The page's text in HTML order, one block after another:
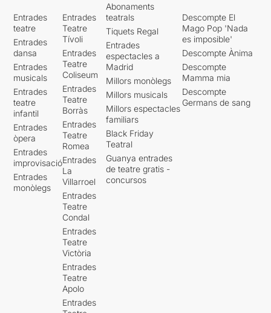
Entrades
teatre
Entrades
dansa
Entrades
musicals
Entrades
teatre
infantil
Entrades
òpera
Entrades
improvisació
Entrades
monòlegs
Entrades
Teatre
Tívoli
Entrades
Teatre
Coliseum
Entrades
Teatre
Borràs
Entrades
Teatre
Romea
Entrades
La
Villarroel
Entrades
Teatre
Condal
Entrades
Teatre
Victòria
Entrades
Teatre
Apolo
Entrades
Abonaments
teatrals
Tiquets Regal
Entrades
espectacles a
Madrid
Millors monòlegs
Millors musicals
Millors espectacles
familiars
Black Friday
Teatral
Guanya entrades
de teatre gratis -
concursos
Descompte El
Mago Pop 'Nada
es imposible'
Descompte Ànima
Descompte
Mamma mia
Descompte
Germans de sang